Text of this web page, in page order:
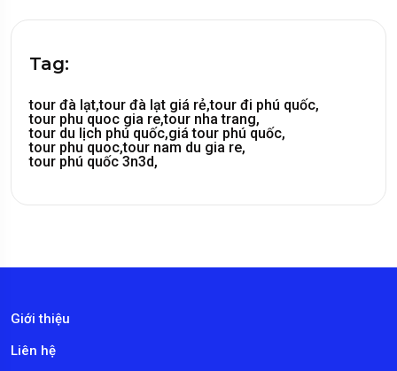
Tag:
tour đà lạt,tour đà lạt giá rẻ,tour đi phú quốc,
tour phu quoc gia re,tour nha trang,
tour du lịch phú quốc,giá tour phú quốc,
tour phu quoc,tour nam du gia re,
tour phú quốc 3n3d,
Giới thiệu
Liên hệ